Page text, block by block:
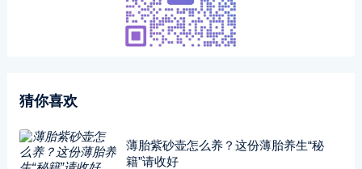
猜你喜欢
薄胎紫砂壶怎么养？这份薄胎养生“秘
籍”请收好